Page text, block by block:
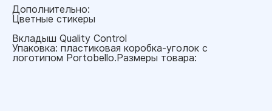
Дополнительно:
Цветные стикеры
Вкладыш Quality Control
Упаковка: пластиковая коробка-уголок с
логотипом Portobello.Размеры товара: